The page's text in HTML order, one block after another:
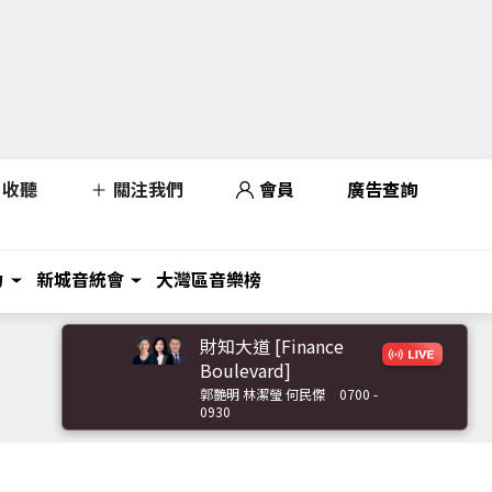
收聽 關注我們 會員 廣告查詢
新城音統會 大灣區音樂榜
財知大道 [Finance
Boulevard]
郭艷明 林潔瑩 何民傑
0700 -
0930